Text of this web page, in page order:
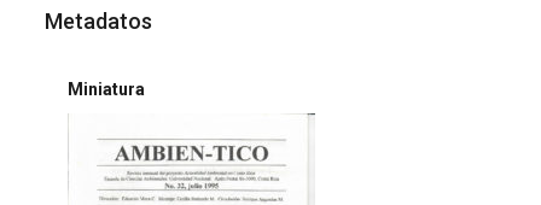
Metadatos
Miniatura